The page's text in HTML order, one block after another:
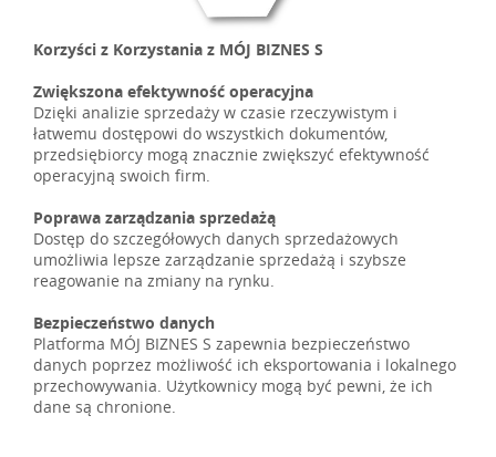
Korzyści z Korzystania z MÓJ BIZNES S
Zwiększona efektywność operacyjna
Dzięki analizie sprzedaży w czasie rzeczywistym i
łatwemu dostępowi do wszystkich dokumentów,
przedsiębiorcy mogą znacznie zwiększyć efektywność
operacyjną swoich firm.
Poprawa zarządzania sprzedażą
Dostęp do szczegółowych danych sprzedażowych
umożliwia lepsze zarządzanie sprzedażą i szybsze
reagowanie na zmiany na rynku.
Bezpieczeństwo danych
Platforma MÓJ BIZNES S zapewnia bezpieczeństwo
danych poprzez możliwość ich eksportowania i lokalnego
przechowywania. Użytkownicy mogą być pewni, że ich
dane są chronione.